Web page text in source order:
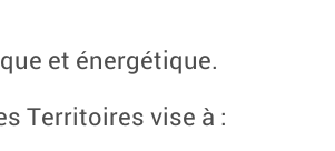
et énergétique.
Territoires vise à :